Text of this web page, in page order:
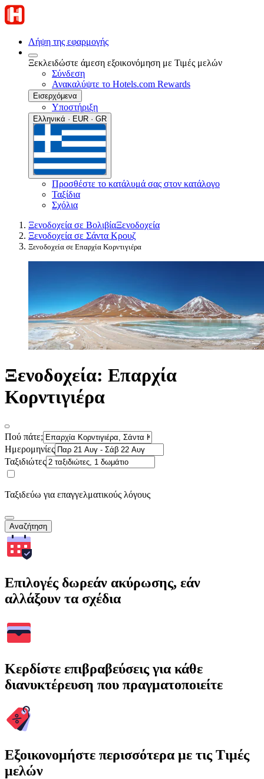
Λήψη της εφαρμογής
Ξεκλειδώστε άμεση εξοικονόμηση με Τιμές μελών
Σύνδεση
Ανακαλύψτε το Hotels.com Rewards
Εισερχόμενα
Υποστήριξη
Ελληνικά · EUR · GR
Προσθέστε το κατάλυμά σας στον κατάλογο
Ταξίδια
Σχόλια
Ξενοδοχεία σε ΒολιβίαΞενοδοχεία
Ξενοδοχεία σε Σάντα Κρουζ
Ξενοδοχεία σε Επαρχία Κορντιγιέρα
Ξενοδοχεία: Επαρχία
Κορντιγιέρα
Πού πάτε;
Ημερομηνίες
Ταξιδιώτες
Ταξιδεύω για επαγγελματικούς λόγους
Αναζήτηση
Επιλογές δωρεάν ακύρωσης, εάν
αλλάξουν τα σχέδια
Κερδίστε επιβραβεύσεις για κάθε
διανυκτέρευση που πραγματοποιείτε
Εξοικονομήστε περισσότερα με τις Τιμές
μελών